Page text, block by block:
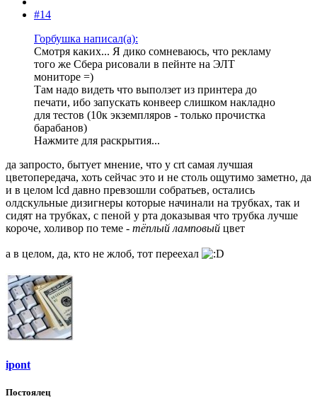
#14
Горбушка написал(а):
Смотря каких... Я дико сомневаюсь, что рекламу
того же Сбера рисовали в пейнте на ЭЛТ
мониторе =)
Там надо видеть что выползет из принтера до
печати, ибо запускать конвеер слишком накладно
для тестов (10к экземпляров - только прочистка
барабанов)
Нажмите для раскрытия...
да запросто, бытует мнение, что у crt самая лучшая
цветопередача, хоть сейчас это и не столь ощутимо заметно, да
и в целом lcd давно превзошли собратьев, остались
олдскульные дизигнеры которые начинали на трубках, так и
сидят на трубках, с пеной у рта доказывая что трубка лучше
короче, холивор по теме - тёплый ламповый цвет
а в целом, да, кто не жлоб, тот переехал
ipont
Постоялец